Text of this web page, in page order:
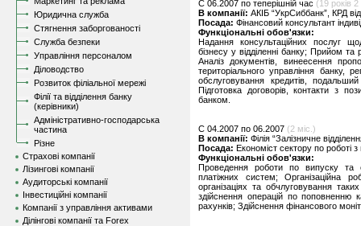
Юридична служба
Стягнення заборгованості
Служба безпеки
Управління персоналом
Діловодство
Розвиток філіальної мережі
Філії та відділення банку
(керівники)
Адміністративно-господарська
частина
Різне
Страхові компанії
Лізингові компанії
Аудиторські компанії
Інвестиційні компанії
Компанії з управління активами
Ділінгові компанії та Forex
C 06.2007 по теперішній час (19 років 2
В компанії: АКІБ “УкрСиббанк”, КРД
Посада: Фінансовий консультант
Функціональні обов'язки:
Надання консультаційних послуг
бізнесу у відділенні банку; Прийом
Аналіз документів, винеесення
територіального управління банку,
обслуговування кредитів,
Підготовка договорів, контакти з
банком.
C 04.2007 по 06.2007 (2 міс.)
В компанії: Філія “Залізничне
Посада: Економіст сектору по роботі
Функціональні обов'язки:
Проведення роботи по випуску та
платіжних систем; Організаційна
організаціях та обчлуговування
здійснення операцій по поповненню
рахунків; Здійснення фінансового